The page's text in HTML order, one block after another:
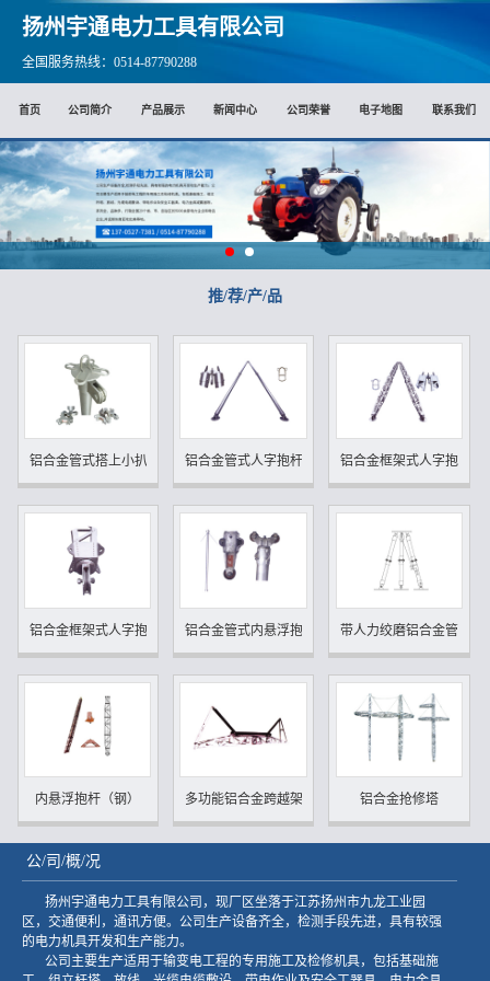
扬州宇通电力工具有限公司
全国服务热线：0514-87790288
首页 公司简介 产品展示 新闻中心 公司荣誉 电子地图 联系我们
推/荐/产/品
铝合金管式搭上小扒杆 铝合金管式人字抱杆 铝合金框架式人字抱杆
铝合金框架式人字抱杆 铝合金管式内悬浮抱杆 带人力绞磨铝合金管式三
内悬浮抱杆（钢） 多功能铝合金跨越架 铝合金抢修塔
公/司/概/况
扬州宇通电力工具有限公司，现厂区坐落于江苏扬州市九龙工业园
区，交通便利，通讯方便。公司生产设备齐全，检测手段先进，具有较强
的电力机具开发和生产能力。
公司主要生产适用于输变电工程的专用施工及检修机具，包括基础施